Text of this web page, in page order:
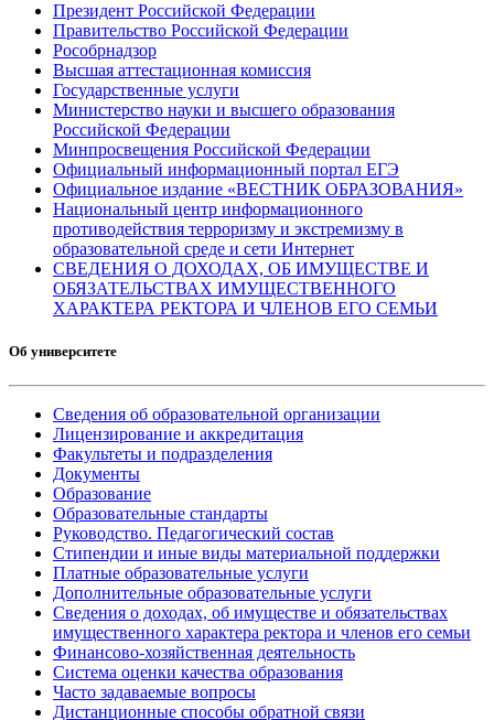
Президент Российской Федерации
Правительство Российской Федерации
Рособрнадзор
Высшая аттестационная комиссия
Государственные услуги
Министерство науки и высшего образования
Российской Федерации
Минпросвещения Российской Федерации
Официальный информационный портал ЕГЭ
Официальное издание «ВЕСТНИК ОБРАЗОВАНИЯ»
Национальный центр информационного
противодействия терроризму и экстремизму в
образовательной среде и сети Интернет
СВЕДЕНИЯ О ДОХОДАХ, ОБ ИМУЩЕСТВЕ И
ОБЯЗАТЕЛЬСТВАХ ИМУЩЕСТВЕННОГО
ХАРАКТЕРА РЕКТОРА И ЧЛЕНОВ ЕГО СЕМЬИ
Об университете
Сведения об образовательной организации
Лицензирование и аккредитация
Факультеты и подразделения
Документы
Образование
Образовательные стандарты
Руководство. Педагогический состав
Стипендии и иные виды материальной поддержки
Платные образовательные услуги
Дополнительные образовательные услуги
Сведения о доходах, об имуществе и обязательствах
имущественного характера ректора и членов его семьи
Финансово-хозяйственная деятельность
Система оценки качества образования
Часто задаваемые вопросы
Дистанционные способы обратной связи